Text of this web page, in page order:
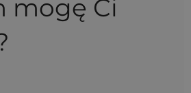
mogę Ci